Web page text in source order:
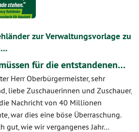
zur Verwaltungsvorlage zu
für die entstandenen…
Herr Oberbürgermeister, sehr
liebe Zuschauerinnen und Zuschauer,
Nachricht von 40 Millionen
war dies eine böse Überraschung.
gut, wie wir vergangenes Jahr…